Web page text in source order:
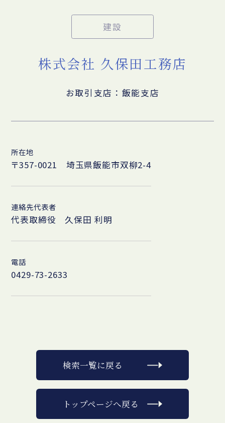
建設
株式会社 久保田工務店
お取引支店：飯能支店
所在地
〒357-0021 埼玉県飯能市双柳2-4
連絡先代表者
代表取締役 久保田 利明
電話
0429-73-2633
検索一覧に戻る
トップページへ戻る